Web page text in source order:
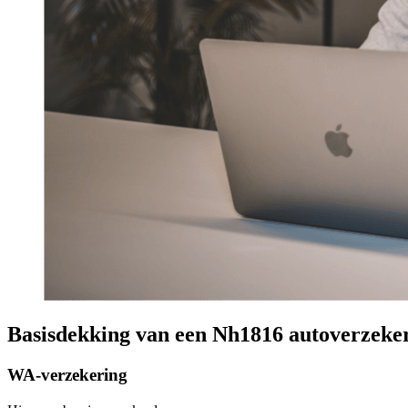
Basisdekking van een Nh1816
WA-verzekering